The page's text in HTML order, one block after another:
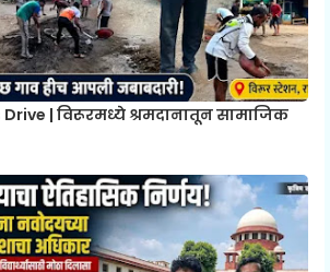
| विरूरमध्ये श्रमदानातून सामाजिक